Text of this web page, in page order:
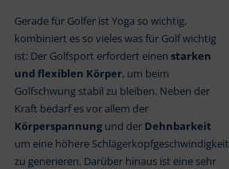
Gerade für Golfer ist Yoga so wichtig,
kombiniert es so vieles was für Golf wichtig
ist: Der Golfsport erfordert einen starken
und flexiblen Körper, um beim
Golfschwung stabil zu bleiben. Neben der
Kraft bedarf es vor allem der
Körperspannung und der Dehnbarkeit
um eine höhere Schlägerkopfgeschwindigkeit
zu generieren. Darüber hinaus ist eine sehr